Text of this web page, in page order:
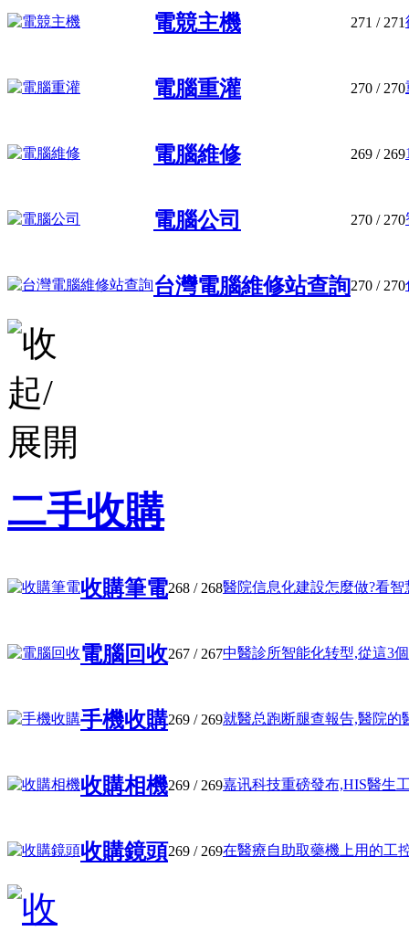
電競主機 271 / 271
電腦重灌 270 / 270
電腦維修 269 / 269
電腦公司 270 / 270
台灣電腦維修站查詢270 / 270
二手收購
收購筆電268 / 268醫院信息化建設怎麼做?看智
電腦回收267 / 267中醫診所智能化转型,從這3
手機收購269 / 269就醫总跑断腿查報告,醫院的
收購相機269 / 269嘉讯科技重磅發布,HIS醫生
收購鏡頭269 / 269在醫療自助取藥機上用的工